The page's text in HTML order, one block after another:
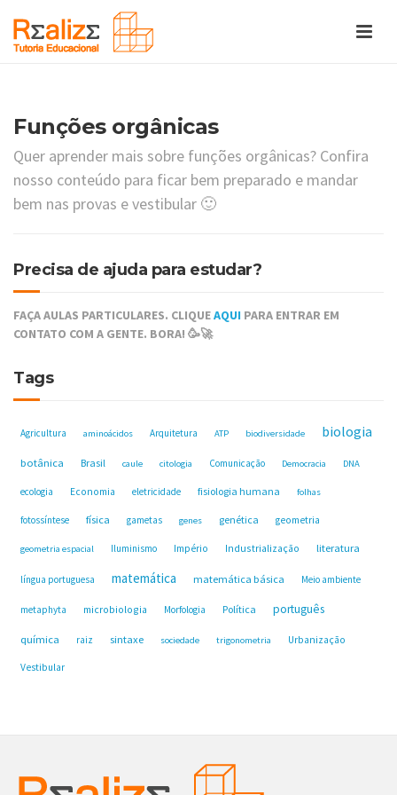
Funções orgânicas
Quer aprender mais sobre funções orgânicas? Confira
nosso conteúdo para ficar bem preparado e mandar
bem nas provas e vestibular 🙂
Precisa de ajuda para estudar?
FAÇA AULAS PARTICULARES. CLIQUEAQUI PARA ENTRAR EM
CONTATO COM A GENTE. BORA! 🥳🚀
Tags
Agricultura aminoácidos Arquitetura ATP biodiversidade biologia
botânica Brasil caule citologia Comunicação Democracia DNA
ecologia Economia eletricidade fisiologia humana folhas
fotossíntese física gametas genes genética geometria
geometria espacial Iluminismo Império Industrialização literatura
língua portuguesa matemática matemática básica Meio ambiente
metaphyta microbiologia Morfologia Política português
química raiz sintaxe sociedade trigonometria Urbanização
Vestibular